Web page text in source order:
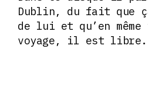
Dublin, du fait que
de lui et qu’en
voyage, il est libre.